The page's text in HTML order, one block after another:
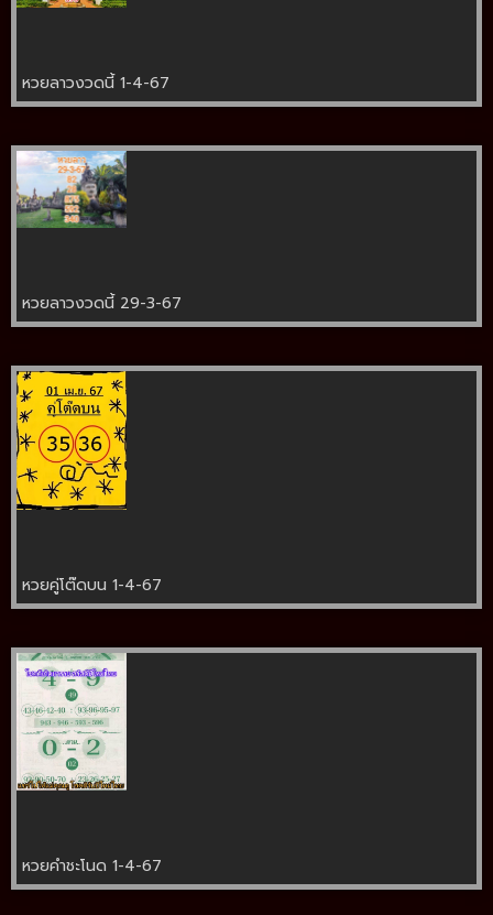
หวยลาวงวดนี้ 1-4-67
หวยลาวงวดนี้ 29-3-67
หวยคู่โต๊ดบน 1-4-67
หวยคำชะโนด 1-4-67